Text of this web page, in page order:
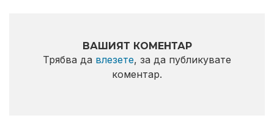
ВАШИЯТ КОМЕНТАР
Трябва да влезете, за да публикувате
коментар.